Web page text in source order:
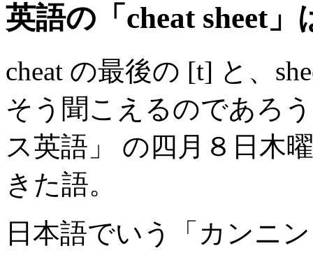
英語の「cheat sheet
cheat の最後の [t] と、
そう聞こえるのであろ
ス英語」 の四月８日木
きた語。
日本語でいう「カンニ